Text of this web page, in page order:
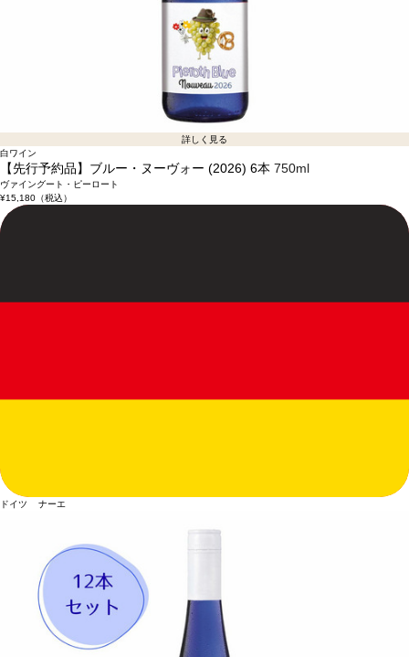
詳しく見る
白ワイン
【先行予約品】ブルー・ヌーヴォー (2026) 6本 750ml
ヴァイングート・ピーロート
¥15,180（税込）
ドイツ ナーエ